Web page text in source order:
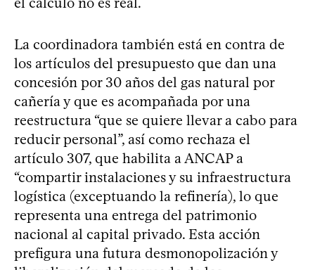
La coordinadora también está en contra de
los artículos del presupuesto que dan una
concesión por 30 años del gas natural por
cañería y que es acompañada por una
reestructura “que se quiere llevar a cabo para
reducir personal”, así como rechaza el
artículo 307, que habilita a ANCAP a
“compartir instalaciones y su infraestructura
logística (exceptuando la refinería), lo que
representa una entrega del patrimonio
nacional al capital privado. Esta acción
prefigura una futura desmonopolización y